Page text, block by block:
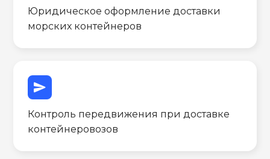
Юридическое оформление доставки
морских контейнеров
send
Контроль передвижения при доставке
контейнеровозов